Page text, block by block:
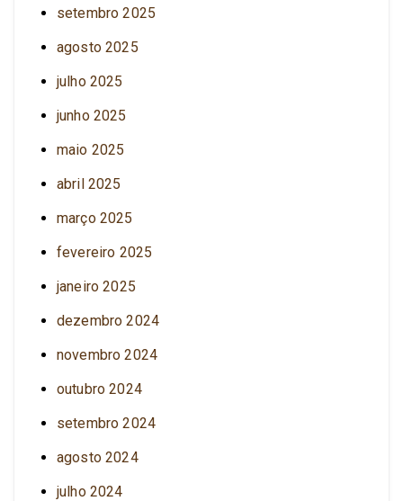
setembro 2025
agosto 2025
julho 2025
junho 2025
maio 2025
abril 2025
março 2025
fevereiro 2025
janeiro 2025
dezembro 2024
novembro 2024
outubro 2024
setembro 2024
agosto 2024
julho 2024